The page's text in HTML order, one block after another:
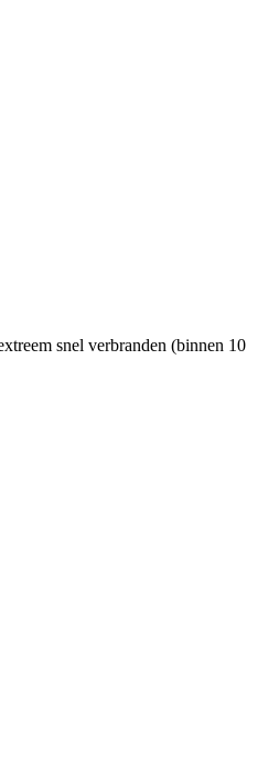
snel verbranden (binnen 10